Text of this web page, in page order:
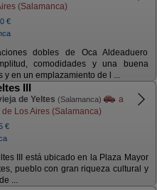
(Salamanca)
€
dobles de Oca Aldeaduero
comodidades y una buena
y en un emplazamiento de l ...
III
de Yeltes (Salamanca)
a
Los Aires (Salamanca)
€
III está ubicado en la Plaza Mayor
pueblo con gran riqueza cultural y
...